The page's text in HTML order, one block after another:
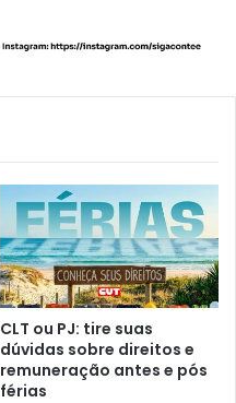
CLT ou PJ: tire suas
dúvidas sobre direitos e
remuneração antes e pós
férias